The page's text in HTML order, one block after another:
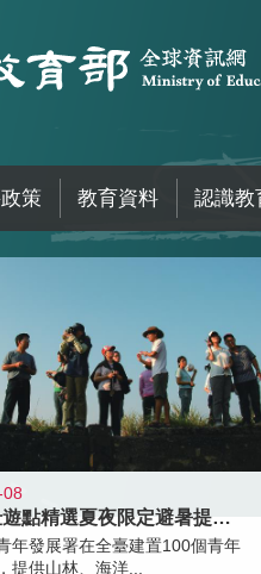
策 教育資料 認識教
08
青年壯遊點精選夏夜限定避暑提案 漫
年發展署在全臺建置100個青年
提供山林、海洋...